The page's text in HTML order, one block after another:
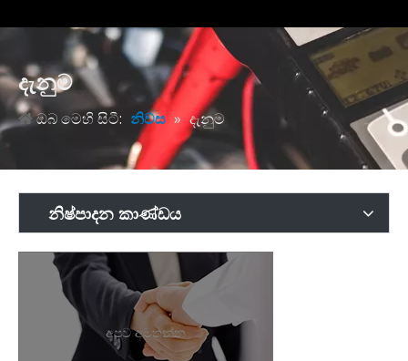
දැනුම
ඔබ මෙහි සිටී: නිවස » දැනුම
නිෂ්පාදන කාණ්ඩය
අපව අමතන්න